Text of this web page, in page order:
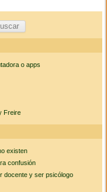
o apps
Freire
existen
confusión
docente y ser psicólogo